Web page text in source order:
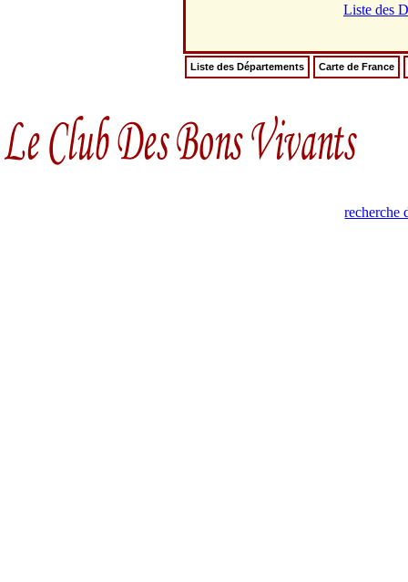
Liste des
Liste des Départements Carte de France
recherche